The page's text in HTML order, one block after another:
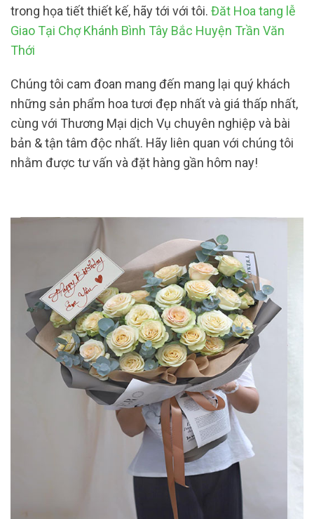
trong họa tiết thiết kế, hãy tới với tôi. Đăt Hoa tang lễ
Giao Tại Chợ Khánh Bình Tây Bắc Huyện Trần Văn
Thới
Chúng tôi cam đoan mang đến mang lại quý khách
những sản phẩm hoa tươi đẹp nhất và giá thấp nhất,
cùng với Thương Mại dịch Vụ chuyên nghiệp và bài
bản & tận tâm độc nhất. Hãy liên quan với chúng tôi
nhằm được tư vấn và đặt hàng gần hôm nay!